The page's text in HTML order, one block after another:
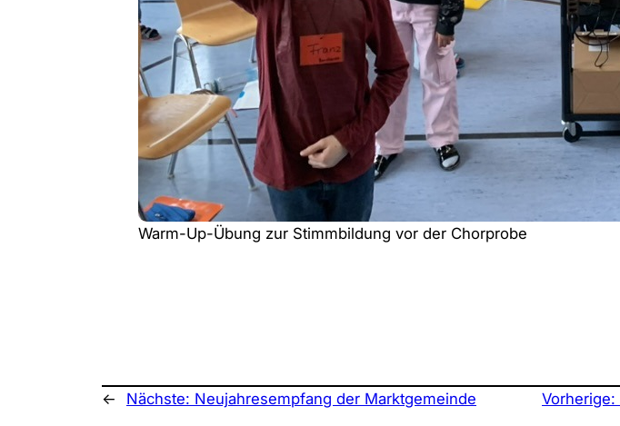
Warm-Up-Übung zur Stimmbildung vor der Chorprobe
← Nächste: Neujahresempfang der Marktgemeinde Vorherige: